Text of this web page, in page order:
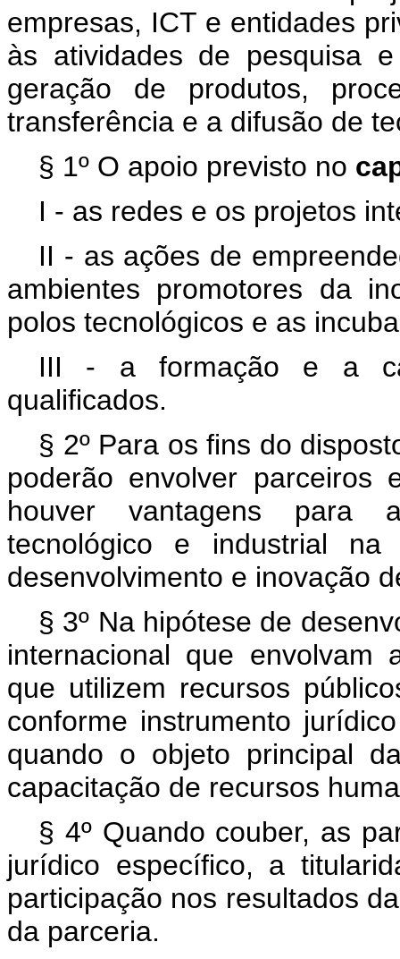
empresas, ICT e entidades
às atividades de pesquisa
geração de produtos,
transferência e a difusão de
§ 1º O apoio previsto no
I - as redes e os projetos
II - as ações de
ambientes promotores da
polos tecnológicos e as
III - a formação e a
qualificados.
§ 2º Para os fins do
poderão envolver parceiros
houver vantagens para
tecnológico e industrial
desenvolvimento e inovação
§ 3º Na hipótese de
internacional que envolvam
que utilizem recursos
conforme instrumento
quando o objeto principal
capacitação de recursos
§ 4º Quando couber, as
jurídico específico, a
participação nos resultados
da parceria.